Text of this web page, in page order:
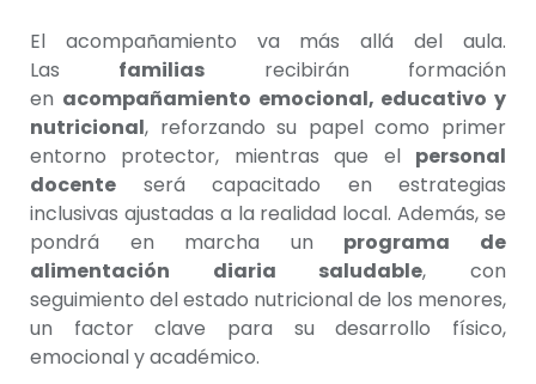
El acompañamiento va más allá del aula.
Las familias recibirán formación
en acompañamiento emocional, educativo y
nutricional, reforzando su papel como primer
entorno protector, mientras que el personal
docente será capacitado en estrategias
inclusivas ajustadas a la realidad local. Además, se
pondrá en marcha un programa de
alimentación diaria saludable, con
seguimiento del estado nutricional de los menores,
un factor clave para su desarrollo físico,
emocional y académico.